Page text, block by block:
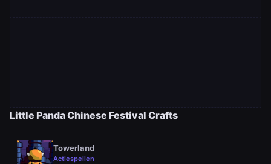
Little Panda Chinese Festival Crafts
Towerland
Actiespellen